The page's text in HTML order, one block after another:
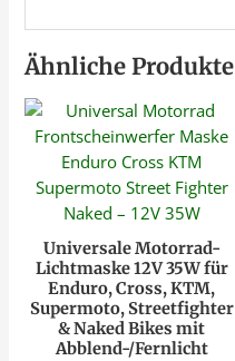
Ähnliche Produkte
Universale Motorrad-
Lichtmaske 12V 35W für
Enduro, Cross, KTM,
Supermoto, Streetfighter
& Naked Bikes mit
Abblend-/Fernlicht